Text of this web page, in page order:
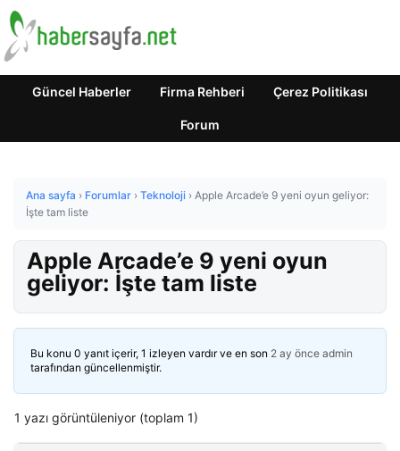
Güncel Haberler Firma Rehberi Çerez Politikası
Forum
Ana sayfa › Forumlar › Teknoloji › Apple Arcade’e 9 yeni oyun geliyor:
İşte tam liste
Apple Arcade’e 9 yeni oyun
geliyor: İşte tam liste
Bu konu 0 yanıt içerir, 1 izleyen vardır ve en son 2 ay önce admin
tarafından güncellenmiştir.
1 yazı görüntüleniyor (toplam 1)